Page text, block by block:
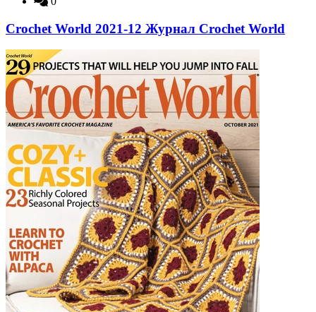
Crochet World 2021-12 Журнал Crochet World